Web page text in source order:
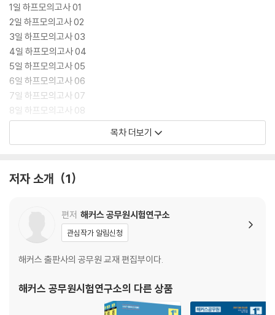
1일 하프모의고사 01
2일 하프모의고사 02
3일 하프모의고사 03
4일 하프모의고사 04
5일 하프모의고사 05
6일 하프모의고사 06
7일 하프모의고사 07
8일 하프모의고사 08
9일 하프모의고사 09
13일 하프모의고사 13
15일 하프모의고사 15
16일 하프모의고사 16
17일 하프모의고사 17
18일 하프모의고사 18
20일 하프모의고사 20
목차 더보기
저자 소개 1
편저 해커스 공무원시험연구소
관심작가 알림신청
해커스 출판사의 공무원 교재 편집부이다.
해커스 공무원시험연구소의 다른 상품